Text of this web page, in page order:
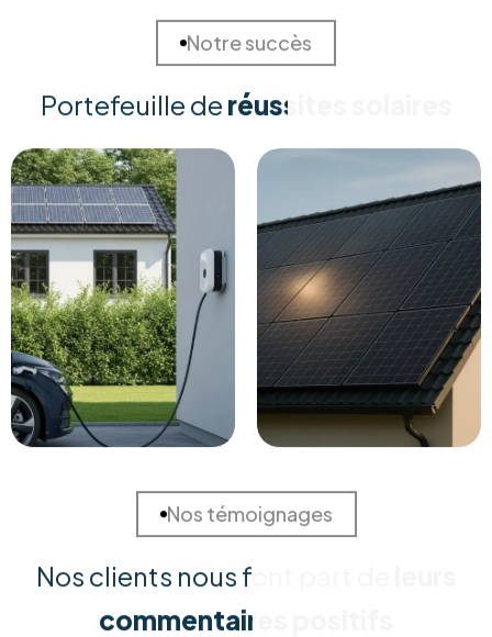
accompagnement humain. Découvrez pourquoi nos clients
nous font confiance pour sécuriser leur avenir énergétique.
Solutions Sur Mesure
Chaque habitation est unique. Nous réalisons une
votre toiture pour concevoir la solution la plus rentable
et adaptée à vos besoins spécifiques.
Installation Certifiée
Nos équipes techniques qualifiées assurent une pose
irréprochable, conforme aux normes de sécurité